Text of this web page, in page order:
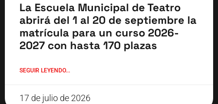
La Escuela Municipal de Teatro
abrirá del 1 al 20 de septiembre la
matrícula para un curso 2026-
2027 con hasta 170 plazas
SEGUIR LEYENDO...
17 de julio de 2026